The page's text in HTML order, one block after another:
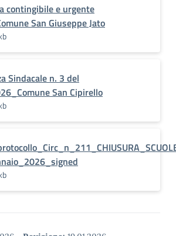
contingibile e urgente
San Giuseppe Jato
Sindacale n. 3 del
San Cipirello